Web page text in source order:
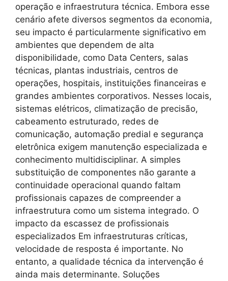
operação e infraestrutura técnica. Embora esse
cenário afete diversos segmentos da economia,
seu impacto é particularmente significativo em
ambientes que dependem de alta
disponibilidade, como Data Centers, salas
técnicas, plantas industriais, centros de
operações, hospitais, instituições financeiras e
grandes ambientes corporativos. Nesses locais,
sistemas elétricos, climatização de precisão,
cabeamento estruturado, redes de
comunicação, automação predial e segurança
eletrônica exigem manutenção especializada e
conhecimento multidisciplinar. A simples
substituição de componentes não garante a
continuidade operacional quando faltam
profissionais capazes de compreender a
infraestrutura como um sistema integrado. O
impacto da escassez de profissionais
especializados Em infraestruturas críticas,
velocidade de resposta é importante. No
entanto, a qualidade técnica da intervenção é
ainda mais determinante. Soluções